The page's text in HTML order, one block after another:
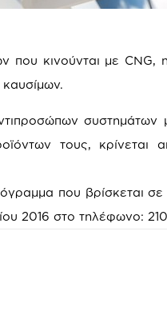
κινούνται με CNG,
συστημάτων
τους, κρίνεται
που βρίσκεται σε
2016 στο τηλέφωνο: